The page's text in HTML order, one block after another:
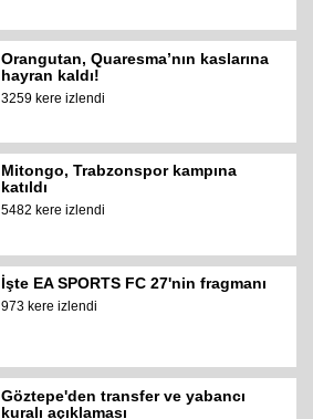
Orangutan, Quaresma’nın kaslarına
hayran kaldı!
3259 kere izlendi
Mitongo, Trabzonspor kampına
katıldı
5482 kere izlendi
İşte EA SPORTS FC 27'nin fragmanı
973 kere izlendi
Göztepe'den transfer ve yabancı
kuralı açıklaması